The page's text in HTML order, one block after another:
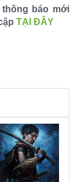
báo mới
TẠI ĐÂY